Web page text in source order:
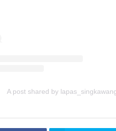
A post shared by